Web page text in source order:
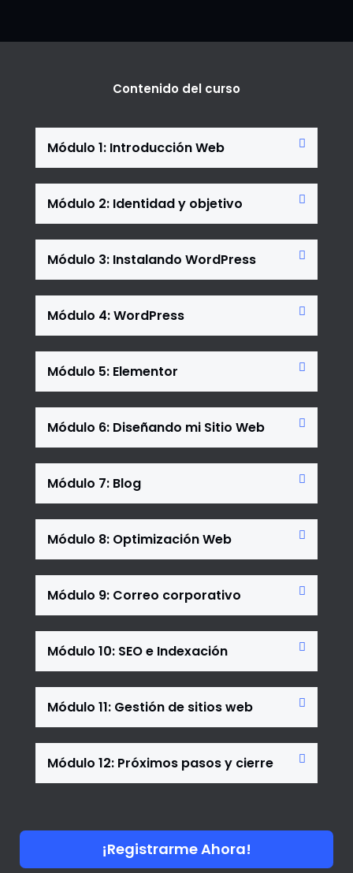
Contenido del curso
Módulo 1: Introducción Web
Módulo 2: Identidad y objetivo
Módulo 3: Instalando WordPress
Módulo 4: WordPress
Módulo 5: Elementor
Módulo 6: Diseñando mi Sitio Web
Módulo 7: Blog
Módulo 8: Optimización Web
Módulo 9: Correo corporativo
Módulo 10: SEO e Indexación
Módulo 11: Gestión de sitios web
Módulo 12: Próximos pasos y cierre
¡Registrarme Ahora!